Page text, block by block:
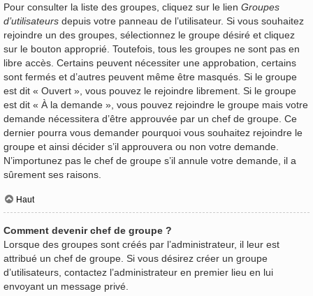
Pour consulter la liste des groupes, cliquez sur le lien Groupes
d’utilisateurs depuis votre panneau de l’utilisateur. Si vous souhaitez
rejoindre un des groupes, sélectionnez le groupe désiré et cliquez
sur le bouton approprié. Toutefois, tous les groupes ne sont pas en
libre accès. Certains peuvent nécessiter une approbation, certains
sont fermés et d’autres peuvent même être masqués. Si le groupe
est dit « Ouvert », vous pouvez le rejoindre librement. Si le groupe
est dit « À la demande », vous pouvez rejoindre le groupe mais votre
demande nécessitera d’être approuvée par un chef de groupe. Ce
dernier pourra vous demander pourquoi vous souhaitez rejoindre le
groupe et ainsi décider s’il approuvera ou non votre demande.
N’importunez pas le chef de groupe s’il annule votre demande, il a
sûrement ses raisons.
Haut
Comment devenir chef de groupe ?
Lorsque des groupes sont créés par l’administrateur, il leur est
attribué un chef de groupe. Si vous désirez créer un groupe
d’utilisateurs, contactez l’administrateur en premier lieu en lui
envoyant un message privé.